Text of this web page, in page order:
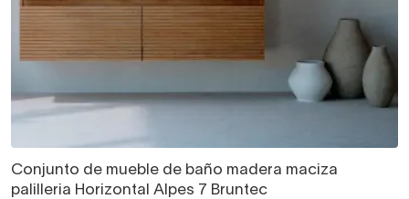
Conjunto de mueble de baño madera maciza
palilleria Horizontal Alpes 7 Bruntec